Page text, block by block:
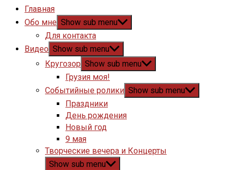
Главная
Обо мне Show sub menu
Для контакта
Видео Show sub menu
Кругозор Show sub menu
Грузия моя!
Событийные ролики Show sub menu
Праздники
День рождения
Новый год
9 мая
Творческие вечера и Концерты
Show sub menu